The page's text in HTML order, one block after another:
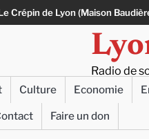
l’histoire vivante du cuir «
Radio de
Culture Economie
Faire un don